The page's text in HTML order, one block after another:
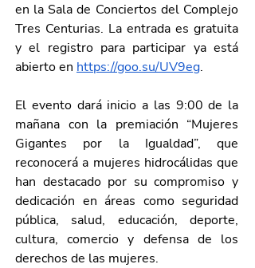
en la Sala de Conciertos del Complejo
Tres Centurias. La entrada es gratuita
y el registro para participar ya está
abierto en https://goo.su/UV9eg.
El evento dará inicio a las 9:00 de la
mañana con la premiación “Mujeres
Gigantes por la Igualdad”, que
reconocerá a mujeres hidrocálidas que
han destacado por su compromiso y
dedicación en áreas como seguridad
pública, salud, educación, deporte,
cultura, comercio y defensa de los
derechos de las mujeres.